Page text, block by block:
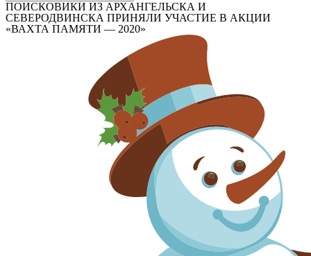
ПОИСКОВИКИ ИЗ АРХАНГЕЛЬСКА И
СЕВЕРОДВИНСКА ПРИНЯЛИ УЧАСТИЕ В АКЦИИ
«ВАХТА ПАМЯТИ — 2020»